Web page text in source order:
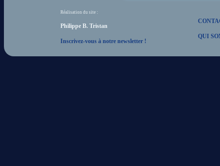
Réalisation du site :
Philippe B. Tristan
Inscrivez-vous à notre newsletter !
QUI